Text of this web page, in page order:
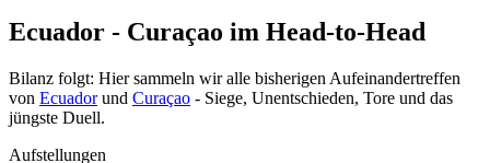
Ecuador - Curaçao im Head-to-Head
Bilanz folgt: Hier sammeln wir alle bisherigen Aufeinandertreffen
von Ecuadorund Curaçao - Siege, Unentschieden, Tore und das
jüngste Duell.
Aufstellungen